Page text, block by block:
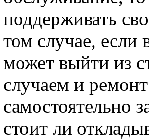
поддерживать
том случае, если
может выйти из
случаем и
самостоятельно
стоит ли